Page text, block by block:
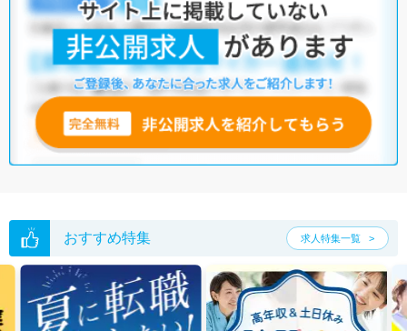
おすすめ特集 求人特集一覧